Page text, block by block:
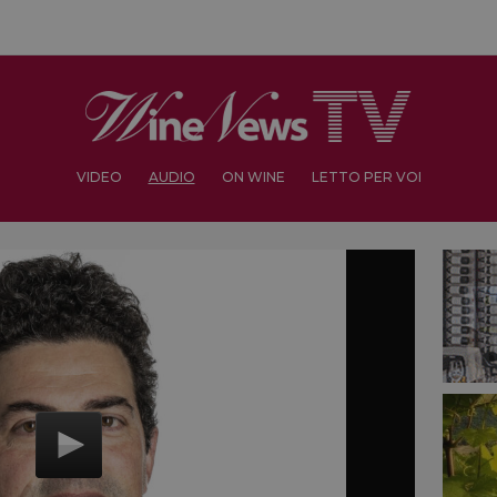
VIDEO AUDIO ON WINE LETTO PER VOI